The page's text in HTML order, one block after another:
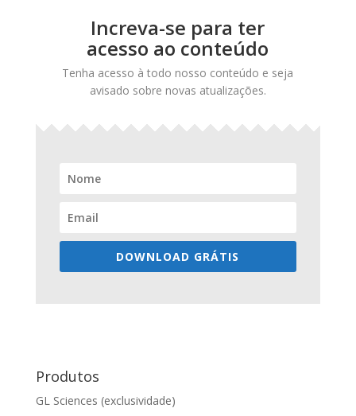
Increva-se para ter
acesso ao conteúdo
Tenha acesso à todo nosso conteúdo e seja
avisado sobre novas atualizações.
DOWNLOAD GRÁTIS
Produtos
GL Sciences (exclusividade)